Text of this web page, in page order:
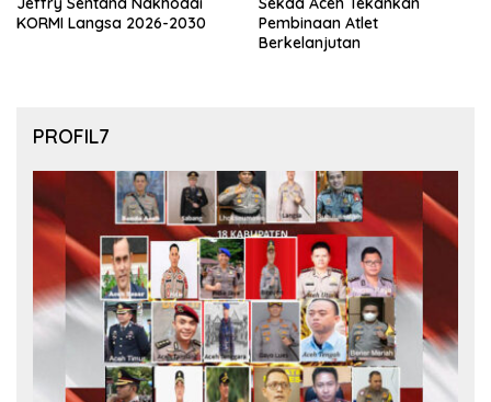
KORMI Langsa 2026-2030
Pembinaan Atlet
Berkelanjutan
PROFIL7